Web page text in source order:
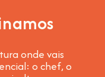
onde vais
o chef, o